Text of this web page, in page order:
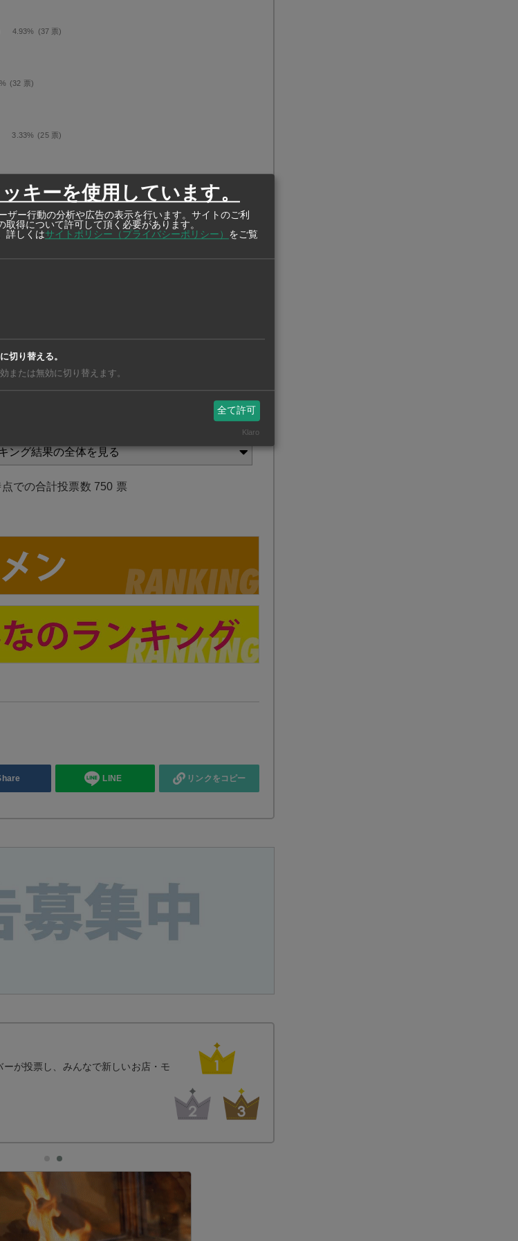
4.93% (37 票)
(32 票)
3.33% (25 票)
3.20% (24 票)
(21 票)
ング結果の全体を見る
750 票
LINE リンクをコピー
が投票し、みんなで新しいお店・モ
キーを使用しています。
ザー行動の分析や広告の表示を行います。サイトのご利
得について許可して頂く必要があります。
詳しくはサイトポリシー（プライバシーポリシー） をご覧
切り替える。
または無効に切り替えます。
全て許可
Klaro